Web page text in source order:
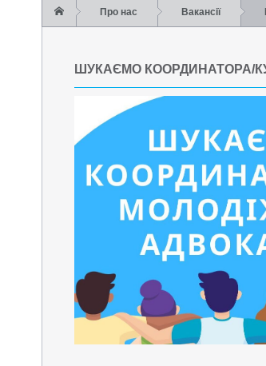
Про нас Вакансії
ШУКАЄМО КООРДИНАТОРА/КУ